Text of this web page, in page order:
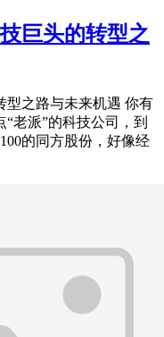
巨头的转型之
型之路与未来机遇 你有
老派”的科技公司，到
的同方股份，好像经